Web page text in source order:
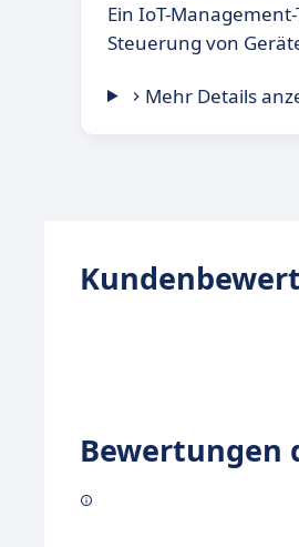
Ein IoT-
Steuerung von
Mehr Details
Bewertungen